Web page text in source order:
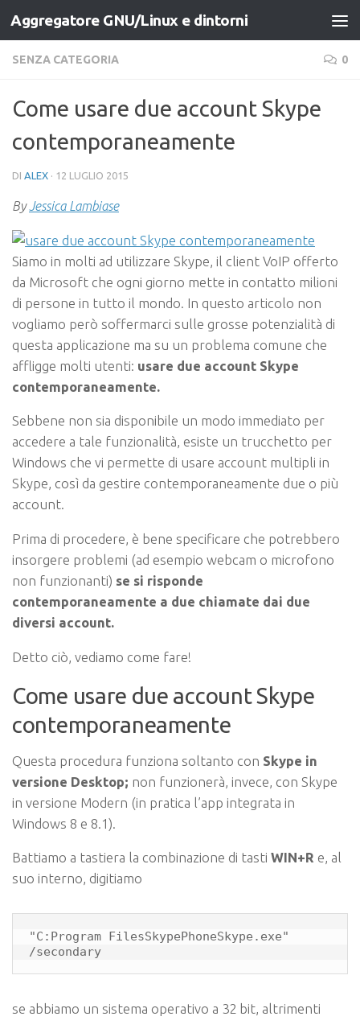
Salta al contenuto
Aggregatore GNU/Linux e dintorni
SENZA CATEGORIA 0
Come usare due account Skype
contemporaneamente
DI ALEX · 12 LUGLIO 2015
ByJessica Lambiase
Siamo in molti ad utilizzare Skype, il client VoIP offerto
da Microsoft che ogni giorno mette in contatto milioni
di persone in tutto il mondo. In questo articolo non
vogliamo però soffermarci sulle grosse potenzialità di
questa applicazione ma su un problema comune che
affligge molti utenti: usare due account Skype
contemporaneamente.
Sebbene non sia disponibile un modo immediato per
accedere a tale funzionalità, esiste un trucchetto per
Windows che vi permette di usare account multipli in
Skype, così da gestire contemporaneamente due o più
account.
Prima di procedere, è bene specificare che potrebbero
insorgere problemi (ad esempio webcam o microfono
non funzionanti) se si risponde
contemporaneamente a due chiamate dai due
diversi account.
Detto ciò, vediamo come fare!
Come usare due account Skype
contemporaneamente
Questa procedura funziona soltanto con Skype in
versione Desktop; non funzionerà, invece, con Skype
in versione Modern (in pratica l’app integrata in
Windows 8 e 8.1).
Battiamo a tastiera la combinazione di tasti WIN+R e, al
suo interno, digitiamo
"C:Program FilesSkypePhoneSkype.exe"
/secondary
se abbiamo un sistema operativo a 32 bit, altrimenti